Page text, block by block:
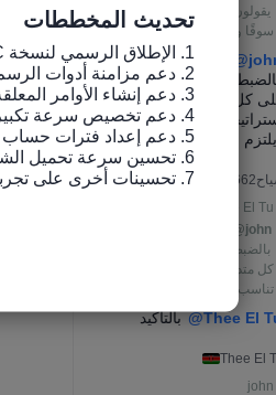
تحديث المخططات
7. تحسينات أخرى على تجربة الاستخدام وإصلاح الأخطاء